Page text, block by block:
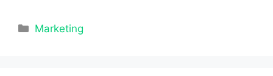
Categorías
Marketing